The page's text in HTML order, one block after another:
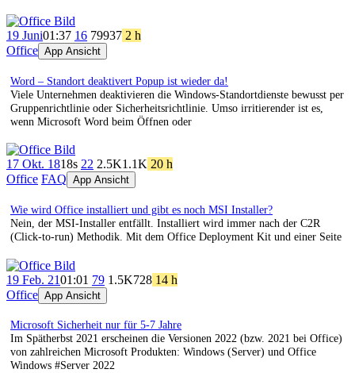
19 Juni01:37 16 79937 2 h
Office App Ansicht
Word – Standort deaktivert Popup ist wieder da!
Viele Unternehmen deaktivieren die Windows-Standortdienste bewusst per
Gruppenrichtlinie oder Sicherheitsrichtlinie. Umso irritierender ist es,
wenn Microsoft Word beim Öffnen oder
17 Okt. 1818s 22 2.5K1.1K 20 h
Office FAQ App Ansicht
Wie wird Office installiert und gibt es noch MSI Installer?
Nein, der MSI-Installer entfällt. Installiert wird immer nach der C2R
(Click-to-run) Methodik. Mit dem Office Deployment Kit und einer Seite
19 Feb. 2101:01 79 1.5K728 14 h
Office App Ansicht
Microsoft Sicherheit nur für 5-7 Jahre
Im Spätherbst 2021 erscheinen die Versionen 2022 (bzw. 2021 bei Office)
von zahlreichen Microsoft Produkten: Windows (Server) und Office
Windows #Server 2022